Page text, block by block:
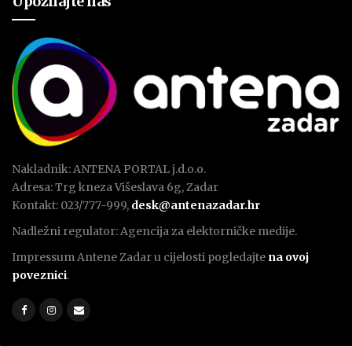
Nakladnik: ANTENA PORTAL j.d.o.o.
Adresa: Trg kneza Višeslava 6g, Zadar
Kontakt: 023/777-999, desk@antenazadar.hr
Nadležni regulator: Agencija za elektorničke medije.
Impressum Antene Zadar u cijelosti pogledajte na ovoj
poveznici.